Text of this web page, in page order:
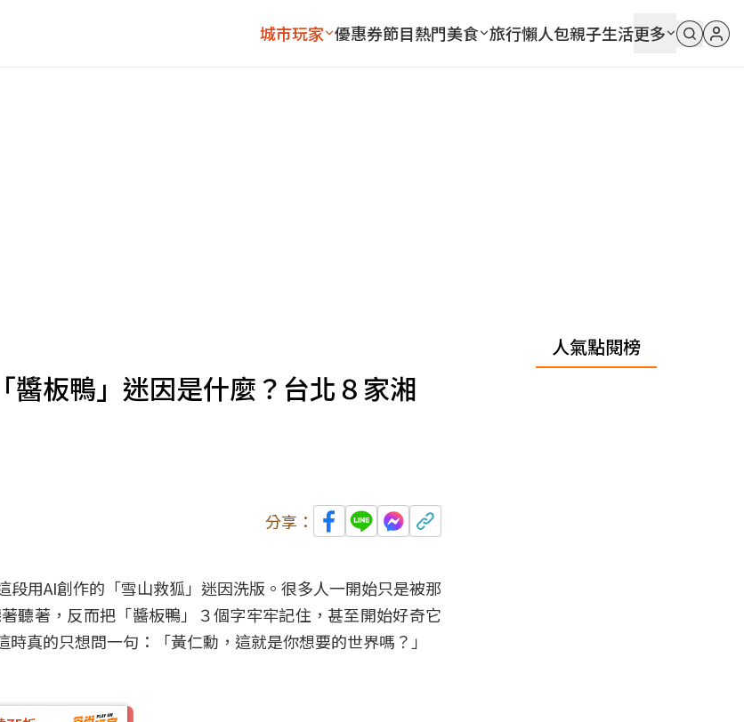
城市玩家 優惠券節目熱門美食 旅行懶人包親子生活更多
板鴨」迷因是什麼？台北８家湘
分享：
段用AI創作的「雪山救狐」迷因洗版。很多人一開始只是被那
聽著，反而把「醬板鴨」３個字牢牢記住，甚至開始好奇它
真的只想問一句：「黃仁勳，這就是你想要的世界嗎？」
人氣點閱榜